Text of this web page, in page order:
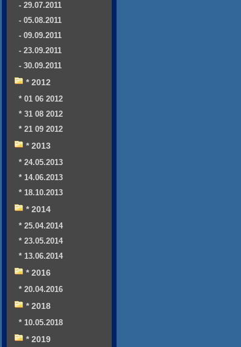
- 29.07.2011
- 05.08.2011
- 09.09.2011
- 23.09.2011
- 30.09.2011
* 2012
* 01 06 2012
* 31 08 2012
* 21 09 2012
* 2013
* 24.05.2013
* 14.06.2013
* 18.10.2013
* 2014
* 25.04.2014
* 23.05.2014
* 13.06.2014
* 2016
* 20.04.2016
* 2018
* 10.05.2018
* 2019